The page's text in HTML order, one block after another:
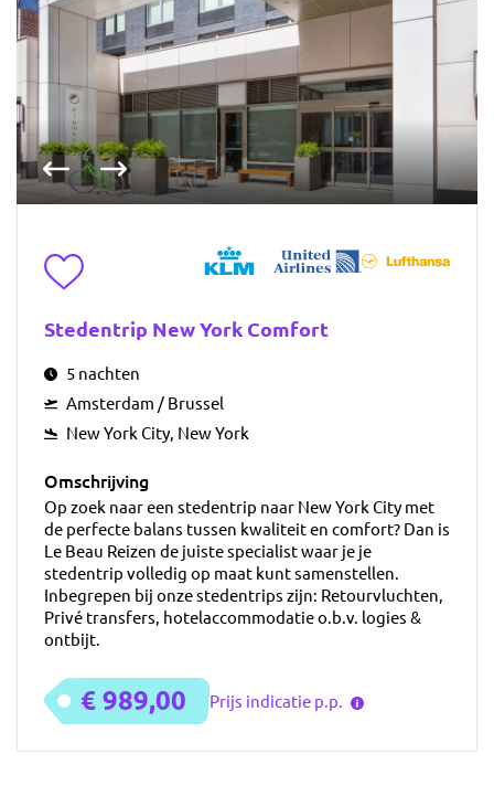
Vorige fotoVolgende foto
Toevoegen aan favorieten
Stedentrip New York Comfort
5 nachten
Amsterdam / Brussel
New York City, New York
Omschrijving
Op zoek naar een stedentrip naar New York City met
de perfecte balans tussen kwaliteit en comfort? Dan is
Le Beau Reizen de juiste specialist waar je je
stedentrip volledig op maat kunt samenstellen.
Inbegrepen bij onze stedentrips zijn: Retourvluchten,
Privé transfers, hotelaccommodatie o.b.v. logies &
ontbijt.
€ 989,00 Prijs indicatie p.p.